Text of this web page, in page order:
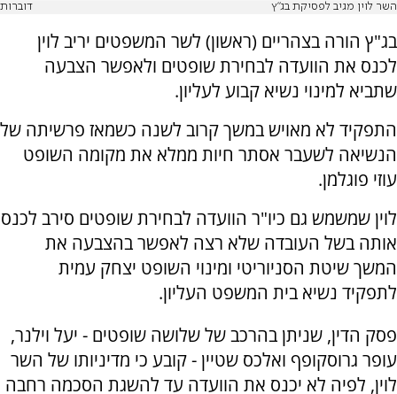
השר לוין מגיב לפסיקת בג"ץ דוברות
בג"ץ הורה בצהריים (ראשון) לשר המשפטים יריב לוין
לכנס את הוועדה לבחירת שופטים ולאפשר הצבעה
שתביא למינוי נשיא קבוע לעליון.
התפקיד לא מאויש במשך קרוב לשנה כשמאז פרשיתה של
הנשיאה לשעבר אסתר חיות ממלא את מקומה השופט
עוזי פוגלמן.
לוין שמשמש גם כיו"ר הוועדה לבחירת שופטים סירב לכנס
אותה בשל העובדה שלא רצה לאפשר בהצבעה את
המשך שיטת הסניוריטי ומינוי השופט יצחק עמית
לתפקיד נשיא בית המשפט העליון.
פסק הדין, שניתן בהרכב של שלושה שופטים - יעל וילנר,
עופר גרוסקופף ואלכס שטיין - קובע כי מדיניותו של השר
לוין, לפיה לא יכנס את הוועדה עד להשגת הסכמה רחבה